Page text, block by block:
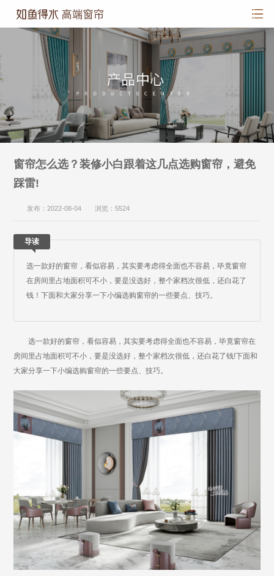
窗帘怎么选？装修小白跟着这几点选购窗帘，避免
踩雷!
发布：2022-08-04 浏览：5524
导读
选一款好的窗帘，看似容易，其实要考虑得全面也不容易，毕竟窗帘
在房间里占地面积可不小，要是没选好，整个家档次很低，还白花了
钱！下面和大家分享一下小编选购窗帘的一些要点、技巧。
选一款好的窗帘，看似容易，其实要考虑得全面也不容易，毕竟窗帘在
房间里占地面积可不小，要是没选好，整个家档次很低，还白花了钱!下面和
大家分享一下小编选购窗帘的一些要点、技巧。